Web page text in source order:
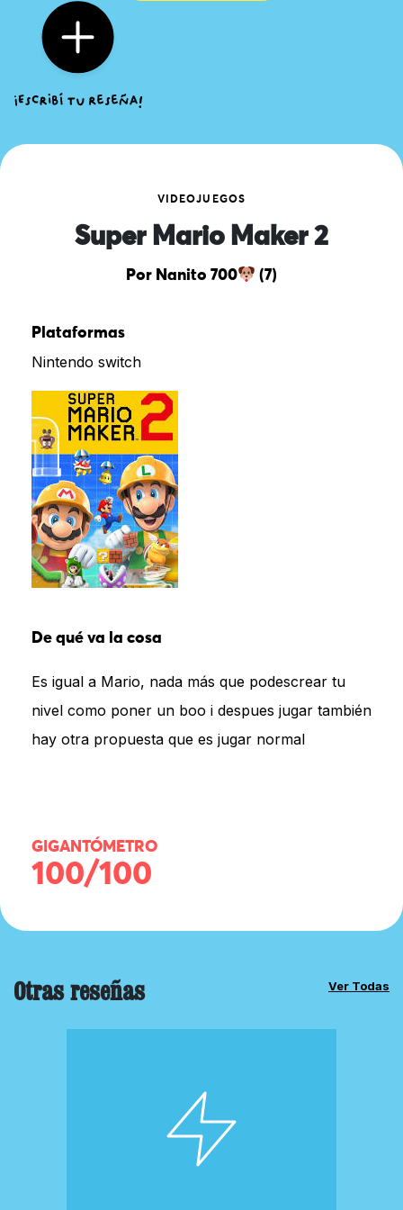
VIDEOJUEGOS
Super Mario Maker 2
Por Nanito 700 (7)
Plataformas
Nintendo switch
De qué va la cosa
Es igual a Mario, nada más que podescrear tu
nivel como poner un boo i despues jugar también
hay otra propuesta que es jugar normal
GIGANTÓMETRO
100/100
Otras reseñas Ver Todas